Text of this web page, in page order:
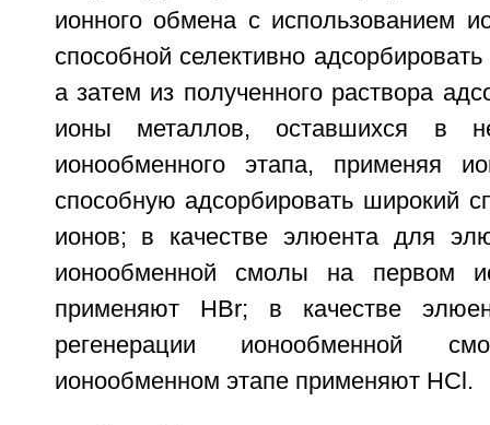
ионного обмена с использованием
способной селективно
а затем из полученного раствора
ионы металлов, оставшихся в
ионообменного этапа, применяя
способную адсорбировать широкий
ионов; в качестве элюента для
ионообменной смолы на первом
применяют HBr; в качестве
регенерации ионообменной
ионообменном этапе применяют HCl.